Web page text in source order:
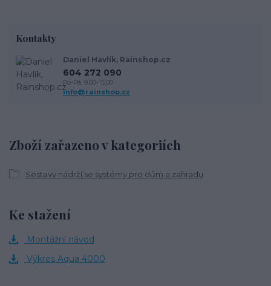
Zboží zařazeno v kategoriích
Sestavy nádrží se systémy pro dům a zahradu
Kontakty
Daniel Havlík, Rainshop.cz
604 272 090
Po-Pá: 9.00-15.00
info@rainshop.cz
Ke stažení
Montážní návod
Výkres Aqua 4000